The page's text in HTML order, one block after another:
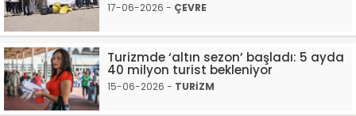
17-06-2026 - ÇEVRE
Turizmde ‘altın sezon’ başladı: 5 ayda
40 milyon turist bekleniyor
15-06-2026 - TURİZM